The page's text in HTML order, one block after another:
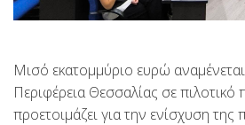
Μισό εκατομμύριο ευρώ
Περιφέρεια Θεσσαλίας σε
προετοιμάζει για την ενίσχυση